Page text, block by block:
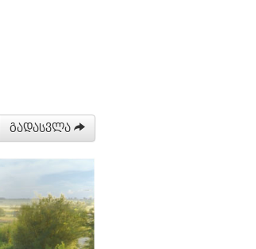
გადასვლა